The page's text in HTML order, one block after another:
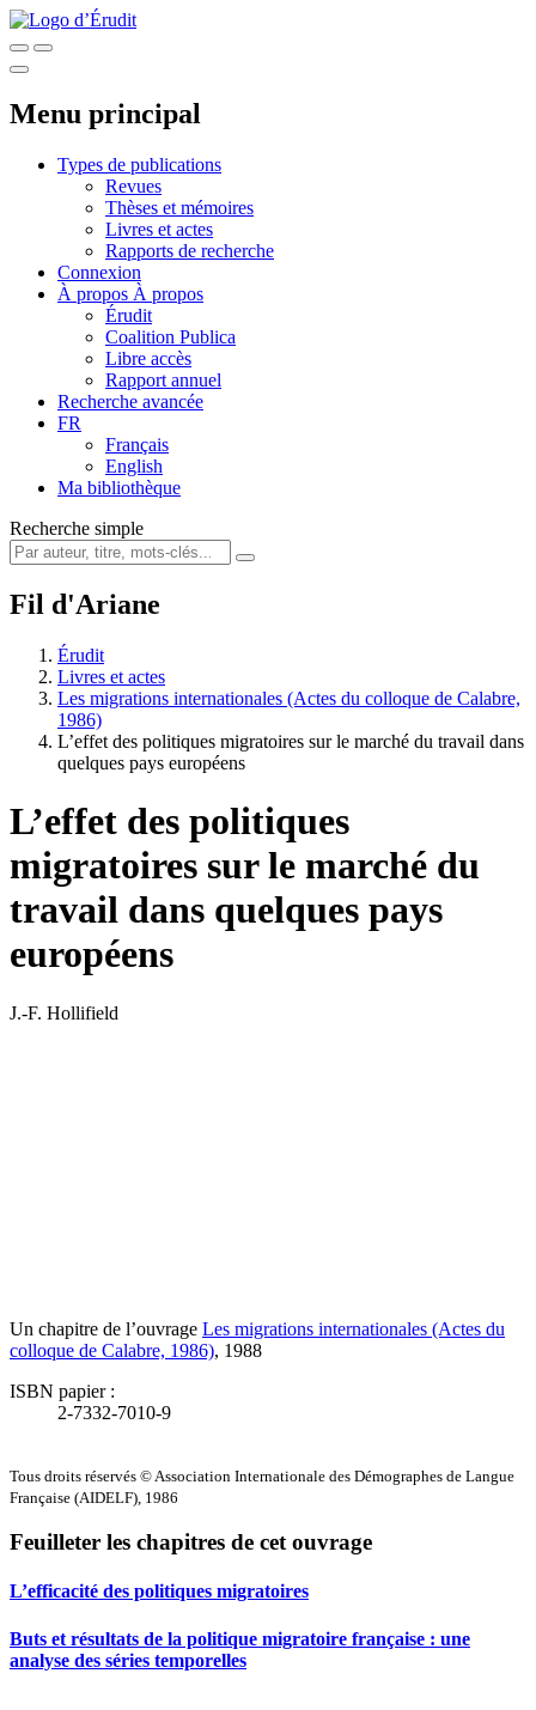
Menu principal
Types de publications
Revues
Thèses et mémoires
Livres et actes
Rapports de recherche
Connexion
À propos À propos
Érudit
Coalition Publica
Libre accès
Rapport annuel
Recherche avancée
FR
Français
English
Ma bibliothèque
Recherche simple
Fil d'Ariane
Érudit
Livres et actes
Les migrations internationales (Actes du colloque de Calabre,
1986)
L’effet des politiques migratoires sur le marché du travail dans
quelques pays européens
L’effet des politiques
migratoires sur le marché du
travail dans quelques pays
européens
J.-F. Hollifield
Un chapitre de l’ouvrage Les migrations internationales (Actes du
colloque de Calabre, 1986), 1988
ISBN papier :
2-7332-7010-9
Tous droits réservés © Association Internationale des Démographes de Langue
Française (AIDELF), 1986
Feuilleter les chapitres de cet ouvrage
L’efficacité des politiques migratoires
Buts et résultats de la politique migratoire française : une
analyse des séries temporelles